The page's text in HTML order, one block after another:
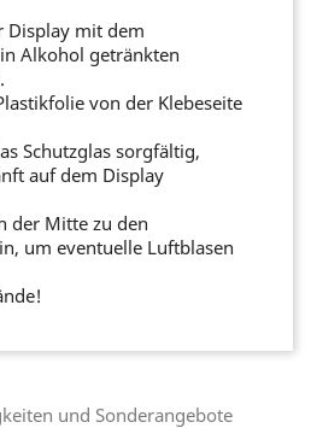
Display mit dem
Alkohol getränkten
von der Klebeseite
Schutzglas sorgfältig,
auf dem Display
der Mitte zu den
um eventuelle Luftblasen
und Sonderangebote